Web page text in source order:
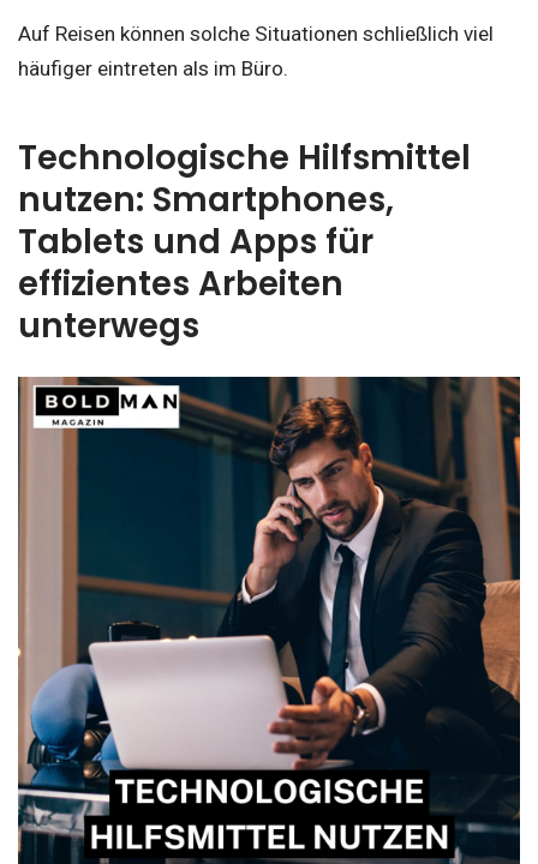
Auf Reisen können solche Situationen schließlich viel
häufiger eintreten als im Büro.
Technologische Hilfsmittel
nutzen: Smartphones,
Tablets und Apps für
effizientes Arbeiten
unterwegs